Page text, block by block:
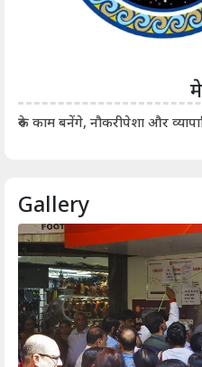
रुके काम बनेंगे, नौकरीपेशा और
Gallery